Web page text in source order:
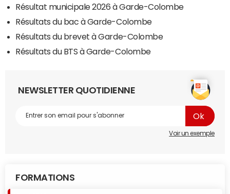
Résultat municipale 2026 à Garde-Colombe
Résultats du bac à Garde-Colombe
Résultats du brevet à Garde-Colombe
Résultats du BTS à Garde-Colombe
NEWSLETTER QUOTIDIENNE
Voir un exemple
FORMATIONS